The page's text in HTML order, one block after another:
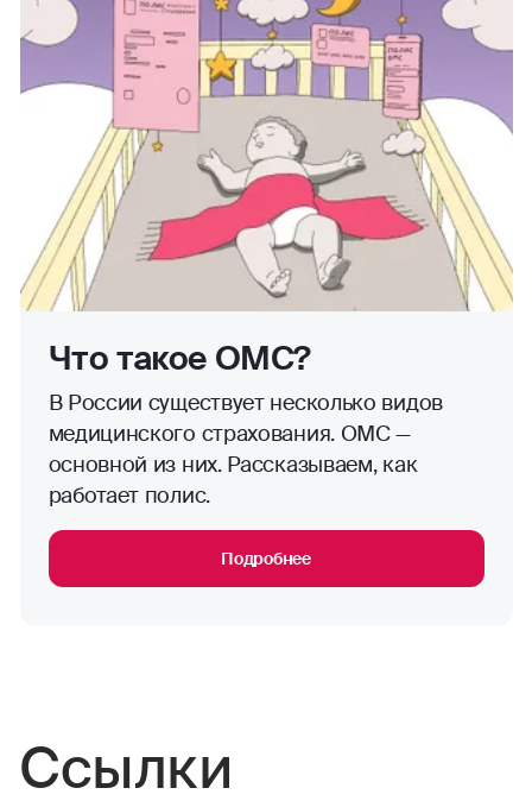
Что такое ОМС?
В России существует несколько видов
медицинского страхования. ОМС —
основной из них. Рассказываем, как
работает полис.
Подробнее
Ссылки